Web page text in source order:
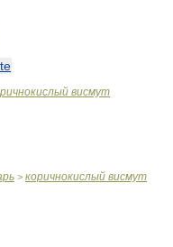
висмут
> коричнокислый висмут